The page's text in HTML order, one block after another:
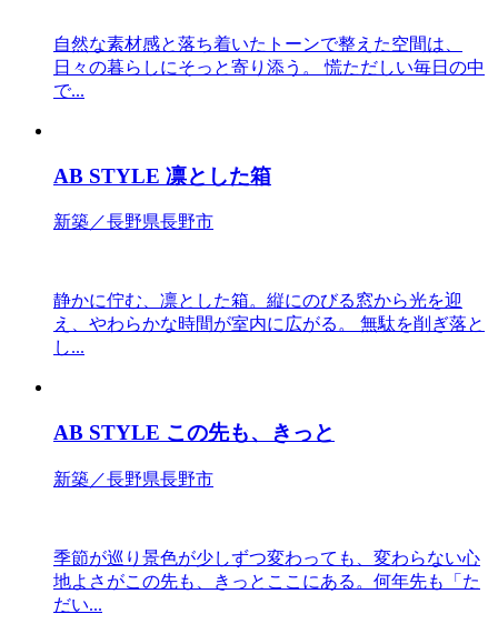
自然な素材感と落ち着いたトーンで整えた空間は、
日々の暮らしにそっと寄り添う。 慌ただしい毎日の中
で...
AB STYLE 凛とした箱
新築／長野県長野市
静かに佇む、凛とした箱。縦にのびる窓から光を迎
え、やわらかな時間が室内に広がる。 無駄を削ぎ落と
し...
AB STYLE この先も、きっと
新築／長野県長野市
季節が巡り景色が少しずつ変わっても、変わらない心
地よさがこの先も、きっとここにある。何年先も「た
だい...